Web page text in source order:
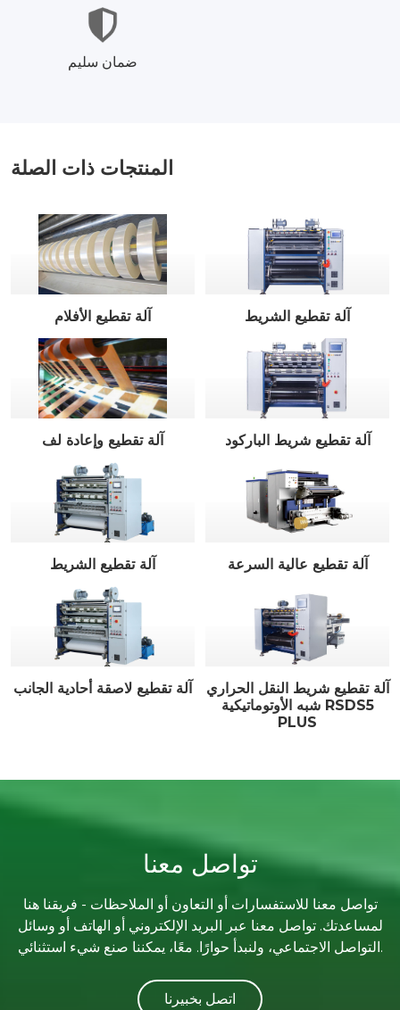
ضمان سليم
المنتجات ذات الصلة
آلة تقطيع الأفلام آلة تقطيع الشريط
آلة تقطيع وإعادة لف آلة تقطيع شريط الباركود
آلة تقطيع الشريط آلة تقطيع عالية السرعة
آلة تقطيع لاصقة أحادية الجانب
آلة تقطيع شريط النقل الحراري
شبه الأوتوماتيكية RSDS5
PLUS
تواصل معنا
تواصل معنا للاستفسارات أو التعاون أو الملاحظات - فريقنا هنا
لمساعدتك. تواصل معنا عبر البريد الإلكتروني أو الهاتف أو وسائل
التواصل الاجتماعي، ولنبدأ حوارًا. معًا، يمكننا صنع شيء استثنائي.
اتصل بخبيرنا